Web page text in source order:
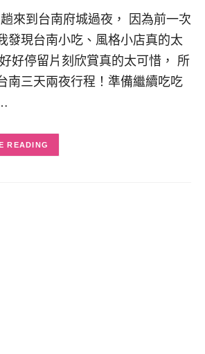
來到台南府城過夜， 因為前一次
發現台南小吃、風格小店真的太
好停留片刻欣賞真的太可惜， 所
南三天兩夜行程！準備繼續吃吃
READING